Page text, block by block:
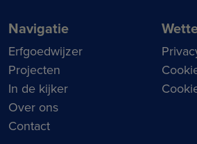
Navigatie
Erfgoedwijzer
Projecten
In de kijker
Over ons
Contact